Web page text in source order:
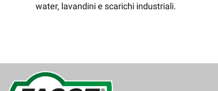
water, lavandini e scarichi industriali.